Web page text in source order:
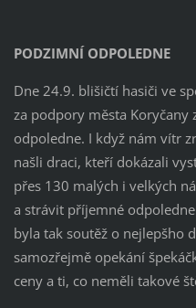
PODZIMNÍ ODPOLEDNE
Dne 24.9. blišičtí hasiči ve
za podpory města Koryčany
odpoledne. I když nám vítr
našli draci, kteří dokázali
přes 130 malých i velkých
a strávit příjemné
byla tak soutěž o nejlepšho
samozřejmě opekání
ceny a ti, co neměli takové